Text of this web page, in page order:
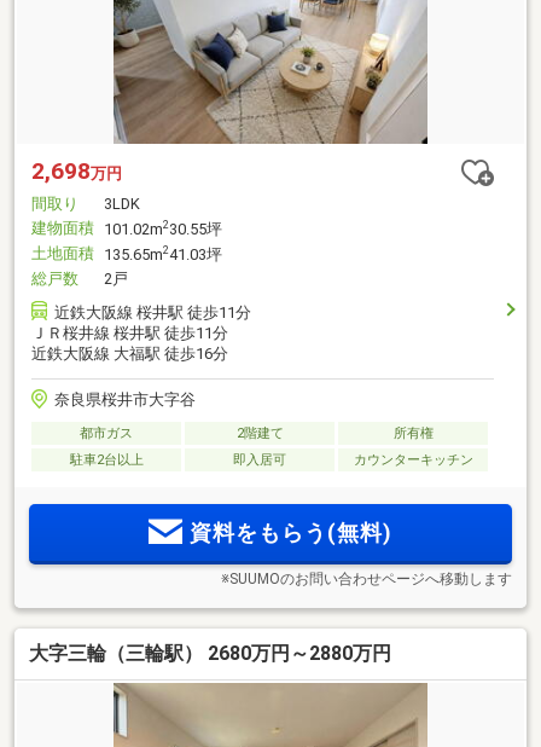
2,698万円
間取り
3LDK
建物面積 101.02m230.55坪
土地面積 135.65m241.03坪
総戸数
2戸
近鉄大阪線 桜井駅 徒歩11分
ＪＲ桜井線 桜井駅 徒歩11分
近鉄大阪線 大福駅 徒歩16分
奈良県桜井市大字谷
都市ガス 2階建て
所有権
駐車2台以上
即入居可 カウンターキッチン
資料をもらう(無料)
※SUUMOのお問い合わせページへ移動します
大字三輪（三輪駅） 2680万円～2880万円